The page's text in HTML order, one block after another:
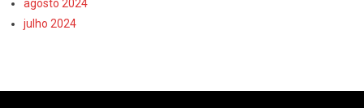
agosto 2024
julho 2024